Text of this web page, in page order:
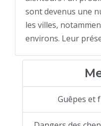
sont devenus une
les villes,
environs. Leur
Guêpes et